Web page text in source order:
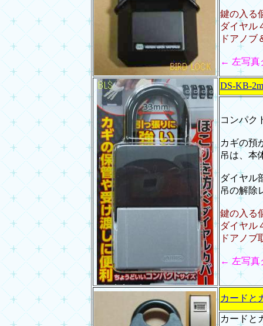
鍵の入る
ダイヤル
ドアノブ
← 左写真
DS-KB-
コンパク
カギの預
吊は、本
ダイヤル
吊の解除
鍵の入る
ダイヤル
ドアノブ
← 左写真
カードと
カードと